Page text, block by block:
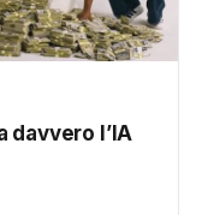
davvero l’IA